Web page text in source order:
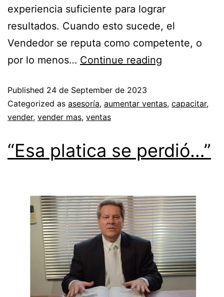
experiencia suficiente para lograr
resultados. Cuando esto sucede, el
Vendedor se reputa como competente, o
por lo menos… Continue reading
Published 24 de September de 2023
Categorized as asesoría, aumentar ventas, capacitar,
vender, vender mas, ventas
“Esa platica se perdió…”